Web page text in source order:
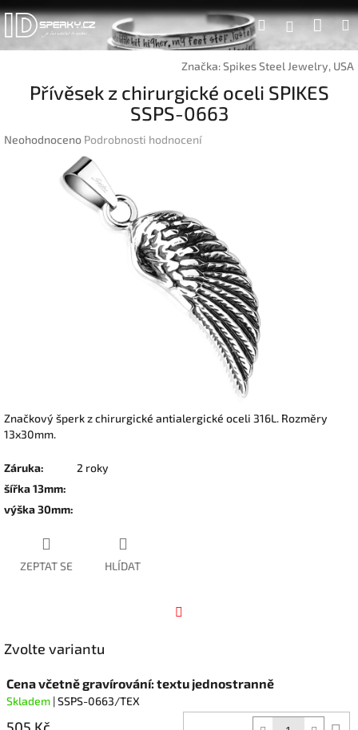
Přejít
na
obsah
Hledat
Značka:Spikes Steel Jewelry, USA
Přívěsek z chirurgické oceli SPIKES
SSPS-0663
Průměrné
Neohodnoceno Podrobnosti hodnocení
Značkový šperk z chirurgické antialergické oceli 316L. Rozměry
13x30mm.
Záruka:
2 roky
šířka 13mm:
výška 30mm:
ZEPTAT SE HLÍDAT
Zvolte variantu
Cena včetně gravírování: textu jednostranně
Skladem | SSPS-0663/TEX